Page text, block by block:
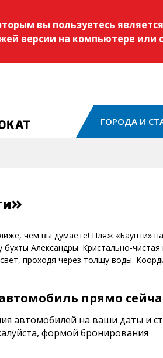
вы пользуетесь
версии на компьютере или
ГОРОДА И
чем вы думаете! Пляж «Баунти»
бухты Александры. Кристально-
проходя через толщу воды.
прямо
автомобилей на ваши даты и
формой бронирования